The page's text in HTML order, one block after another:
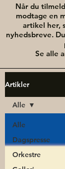
Når du
modtage en
artikel her,
nyhedsbreve.
Se alle
Artikler
Alle
Dagspresse
Orkestre
Alle